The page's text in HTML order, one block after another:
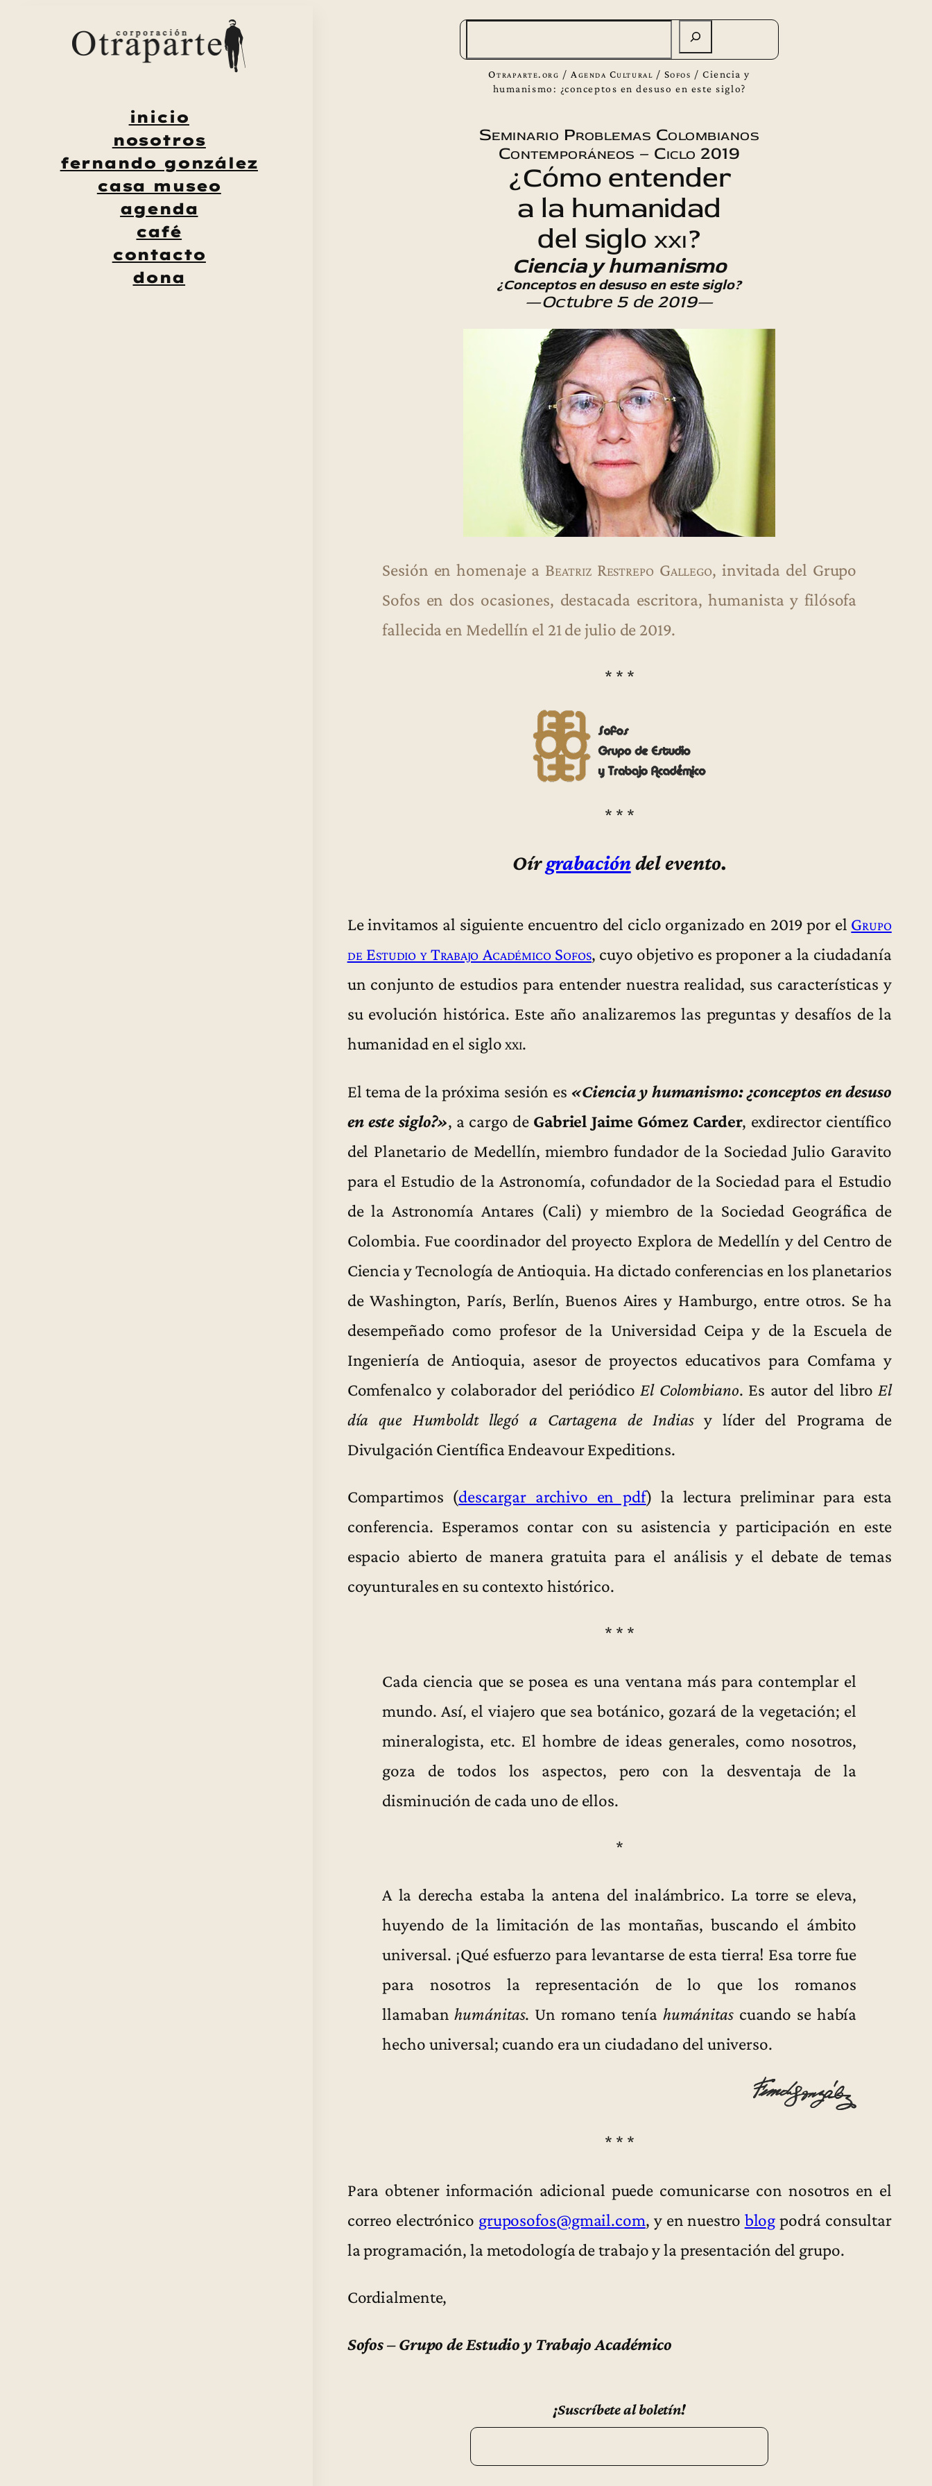
inicio
nosotros
fernando gonzález
casa museo
agenda
café
contacto
dona
Otraparte.org / Agenda Cultural / Sofos /Ciencia y
humanismo: ¿conceptos en desuso en este siglo?
Seminario Problemas Colombianos
Contemporáneos – Ciclo 2019
¿Cómo entender
a la humanidad
del siglo xxi?
Ciencia y humanismo
¿Conceptos en desuso en este siglo?
—Octubre 5 de 2019—
Sesión en homenaje a Beatriz Restrepo Gallego, invitada del Grupo
Sofos en dos ocasiones, destacada escritora, humanista y filósofa
fallecida en Medellín el 21 de julio de 2019.
* * *
* * *
Oírgrabacióndel evento.
Le invitamos al siguiente encuentro del ciclo organizado en 2019 por el Grupo
de Estudio y Trabajo Académico Sofos, cuyo objetivo es proponer a la ciudadanía
un conjunto de estudios para entender nuestra realidad, sus características y
su evolución histórica. Este año analizaremos las preguntas y desafíos de la
humanidad en el sigloxxi.
El tema de la próxima sesión es «Ciencia y humanismo: ¿conceptos en desuso
en este siglo?», a cargo de Gabriel Jaime Gómez Carder, exdirector científico
del Planetario de Medellín, miembro fundador de la Sociedad Julio Garavito
para el Estudio de la Astronomía, cofundador de la Sociedad para el Estudio
de la Astronomía Antares (Cali) y miembro de la Sociedad Geográfica de
Colombia. Fue coordinador del proyecto Explora de Medellín y del Centro de
Ciencia y Tecnología de Antioquia. Ha dictado conferencias en los planetarios
de Washington, París, Berlín, Buenos Aires y Hamburgo, entre otros. Se ha
desempeñado como profesor de la Universidad Ceipa y de la Escuela de
Ingeniería de Antioquia, asesor de proyectos educativos para Comfama y
Comfenalco y colaborador del periódico El Colombiano. Es autor del libro El
día que Humboldt llegó a Cartagena de Indiasy líder del Programa de
Divulgación Científica Endeavour Expeditions.
Compartimos (descargar archivo en pdf) la lectura preliminar para esta
conferencia. Esperamos contar con su asistencia y participación en este
espacio abierto de manera gratuita para el análisis y el debate de temas
coyunturales en su contexto histórico.
* * *
Cada ciencia que se posea es una ventana más para contemplar el
mundo. Así, el viajero que sea botánico, gozará de la vegetación; el
mineralogista, etc. El hombre de ideas generales, como nosotros,
goza de todos los aspectos, pero con la desventaja de la
disminución de cada uno de ellos.
*
A la derecha estaba la antena del inalámbrico. La torre se eleva,
huyendo de la limitación de las montañas, buscando el ámbito
universal. ¡Qué esfuerzo para levantarse de esta tierra! Esa torre fue
para nosotros la representación de lo que los romanos
llamabanhumánitas. Un romano tenía humánitascuando se había
hecho universal; cuando era un ciudadano del universo.
* * *
Para obtener información adicional puede comunicarse con nosotros en el
correo electrónico gruposofos@gmail.com, y en nuestro blog podrá consultar
la programación, la metodología de trabajo y la presentación del grupo.
Cordialmente,
Sofos – Grupo de Estudio y Trabajo Académico
¡Suscríbete al boletín!